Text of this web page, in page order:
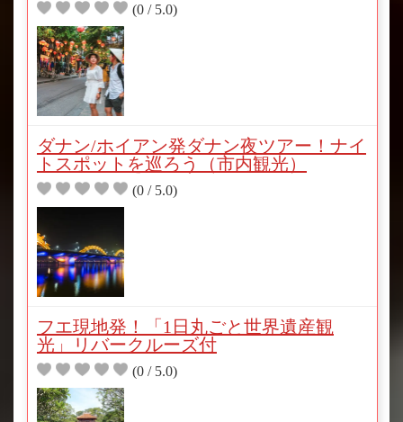
(0 / 5.0)
ダナン/ホイアン発ダナン夜ツアー！ナイ
トスポットを巡ろう（市内観光）
(0 / 5.0)
フエ現地発！「1日丸ごと世界遺産観
光」リバークルーズ付
(0 / 5.0)